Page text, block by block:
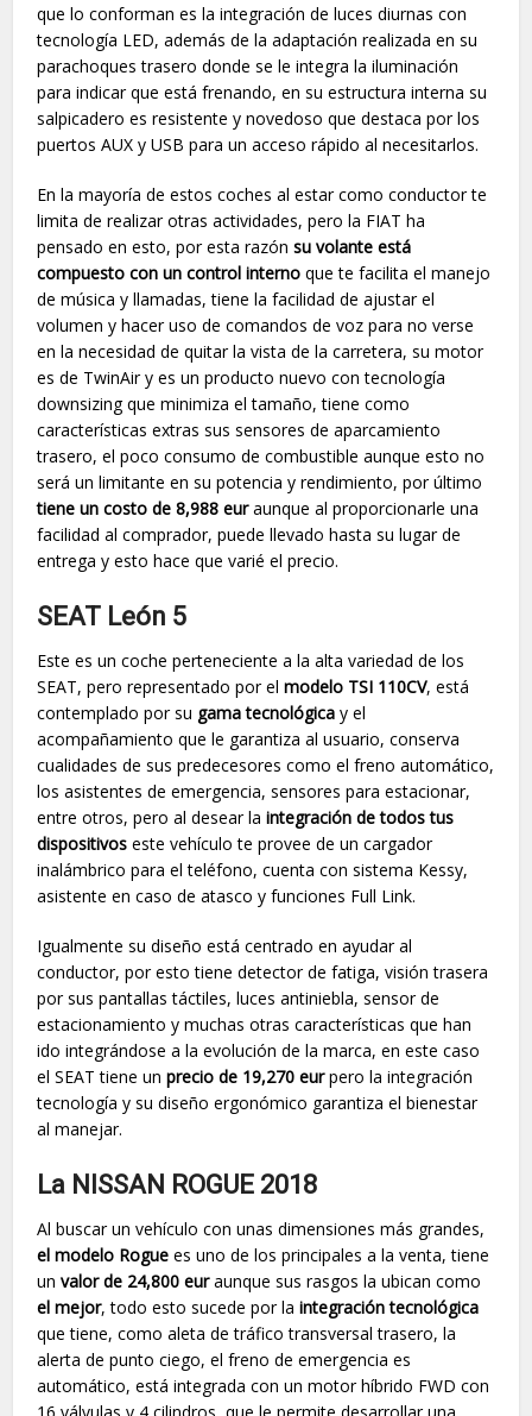
que lo conforman es la integración de luces diurnas con
tecnología LED, además de la adaptación realizada en su
parachoques trasero donde se le integra la iluminación
para indicar que está frenando, en su estructura interna su
salpicadero es resistente y novedoso que destaca por los
puertos AUX y USB para un acceso rápido al necesitarlos.
En la mayoría de estos coches al estar como conductor te
limita de realizar otras actividades, pero la FIAT ha
pensado en esto, por esta razónsu volante está
compuesto con un control interno que te facilita el manejo
de música y llamadas, tiene la facilidad de ajustar el
volumen y hacer uso de comandos de voz para no verse
en la necesidad de quitar la vista de la carretera, su motor
es de TwinAir y es un producto nuevo con tecnología
downsizing que minimiza el tamaño, tiene como
características extras sus sensores de aparcamiento
trasero, el poco consumo de combustible aunque esto no
será un limitante en su potencia y rendimiento, por último
tiene un costo de 8,988 euraunque al proporcionarle una
facilidad al comprador, puede llevado hasta su lugar de
entrega y esto hace que varié el precio.
SEAT León 5
Este es un coche perteneciente a la alta variedad de los
SEAT, pero representado por elmodelo TSI 110CV, está
contemplado por su gama tecnológica y el
acompañamiento que le garantiza al usuario, conserva
cualidades de sus predecesores como el freno automático,
los asistentes de emergencia, sensores para estacionar,
entre otros, pero al desear la integración de todos tus
dispositivoseste vehículo te provee de un cargador
inalámbrico para el teléfono, cuenta con sistema Kessy,
asistente en caso de atasco y funciones Full Link.
Igualmente su diseño está centrado en ayudar al
conductor, por esto tiene detector de fatiga, visión trasera
por sus pantallas táctiles, luces antiniebla, sensor de
estacionamiento y muchas otras características que han
ido integrándose a la evolución de la marca, en este caso
el SEAT tiene unprecio de 19,270 eurpero la integración
tecnología y su diseño ergonómico garantiza el bienestar
al manejar.
La NISSAN ROGUE 2018
Al buscar un vehículo con unas dimensiones más grandes,
el modelo Rogue es uno de los principales a la venta, tiene
unvalor de 24,800 euraunque sus rasgos la ubican como
el mejor, todo esto sucede por laintegración tecnológica
que tiene, como aleta de tráfico transversal trasero, la
alerta de punto ciego, el freno de emergencia es
automático, está integrada con un motor híbrido FWD con